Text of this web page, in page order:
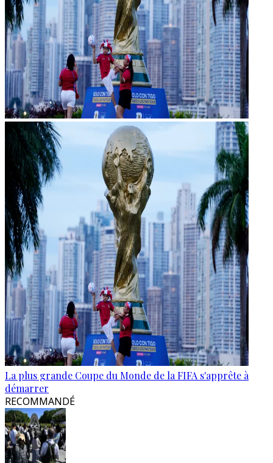
La plus grande Coupe du Monde de la FIFA s'apprête à
démarrer
RECOMMANDÉ